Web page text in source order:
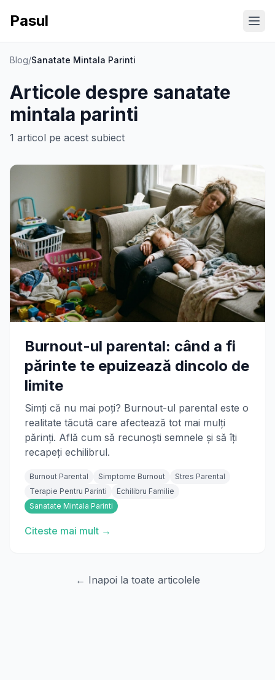
Pasul
Blog/Sanatate Mintala Parinti
Articole despre sanatate
mintala parinti
1 articol pe acest subiect
Burnout-ul parental: când a fi
părinte te epuizează dincolo de
limite
Simți că nu mai poți? Burnout-ul parental este o
realitate tăcută care afectează tot mai mulți
părinți. Află cum să recunoști semnele și să îți
recapeți echilibrul.
Burnout Parental Simptome Burnout
Stres Parental
Terapie Pentru Parinti
Echilibru Familie
Sanatate Mintala Parinti
Citeste mai mult →
← Inapoi la toate articolele